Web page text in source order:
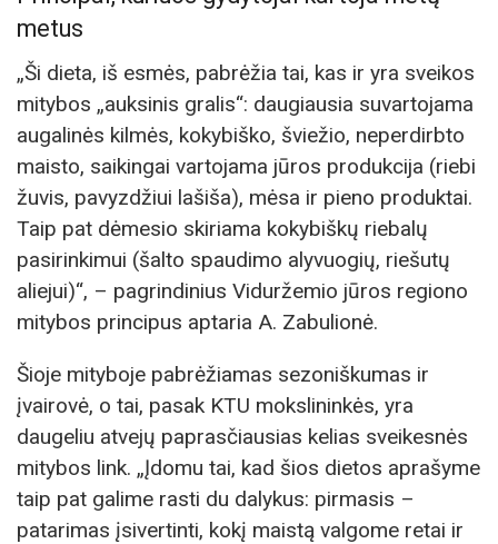
metus
„Ši dieta, iš esmės, pabrėžia tai, kas ir yra sveikos
mitybos „auksinis gralis“: daugiausia suvartojama
augalinės kilmės, kokybiško, šviežio, neperdirbto
maisto, saikingai vartojama jūros produkcija (riebi
žuvis, pavyzdžiui lašiša), mėsa ir pieno produktai.
Taip pat dėmesio skiriama kokybiškų riebalų
pasirinkimui (šalto spaudimo alyvuogių, riešutų
aliejui)“, – pagrindinius Viduržemio jūros regiono
mitybos principus aptaria A. Zabulionė.
Šioje mityboje pabrėžiamas sezoniškumas ir
įvairovė, o tai, pasak KTU mokslininkės, yra
daugeliu atvejų paprasčiausias kelias sveikesnės
mitybos link. „Įdomu tai, kad šios dietos aprašyme
taip pat galime rasti du dalykus: pirmasis –
patarimas įsivertinti, kokį maistą valgome retai ir